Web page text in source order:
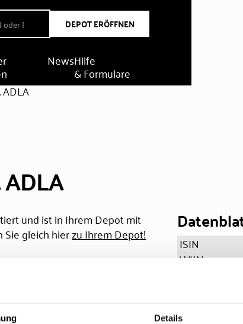
Details
DEPOT ERÖFFNEN
NewsHilfe
& Formulare
ADLA
ADLA
und ist in Ihrem Depot mit
Sie gleich hierzu Ihrem Depot! ISIN
WKN